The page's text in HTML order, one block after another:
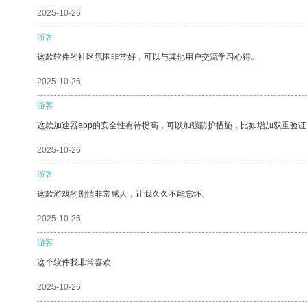
2025-10-26
游客
这款软件的社区氛围非常好，可以与其他用户交流学习心得。
2025-10-26
游客
这款加速器app的安全性有待提高，可以加强防护措施，比如增加双重验
2025-10-26
游客
这款游戏的剧情非常感人，让我久久不能忘怀。
2025-10-26
游客
这个软件我非常喜欢
2025-10-26